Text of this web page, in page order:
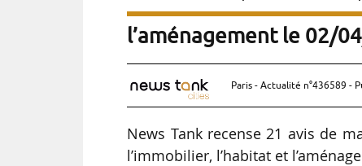
Marchés publics : 21
l’aménagement le 02/
Paris - Actualité n°436589 -
News Tank recense 21 avis de
l’immobilier, l’habitat et